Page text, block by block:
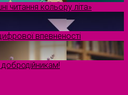
читання кольору літа»
впевненості